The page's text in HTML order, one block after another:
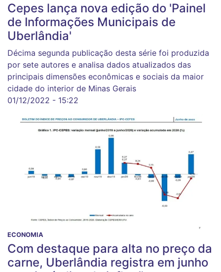
Cepes lança nova edição do 'Painel
de Informações Municipais de
Uberlândia'
Décima segunda publicação desta série foi produzida
por sete autores e analisa dados atualizados das
principais dimensões econômicas e sociais da maior
cidade do interior de Minas Gerais
01/12/2022 - 15:22
ECONOMIA
Com destaque para alta no preço da
carne, Uberlândia registra em junho